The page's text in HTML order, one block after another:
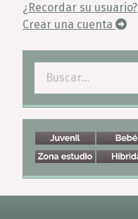
¿Recordar su usuario?
Crear una cuenta
Buscar